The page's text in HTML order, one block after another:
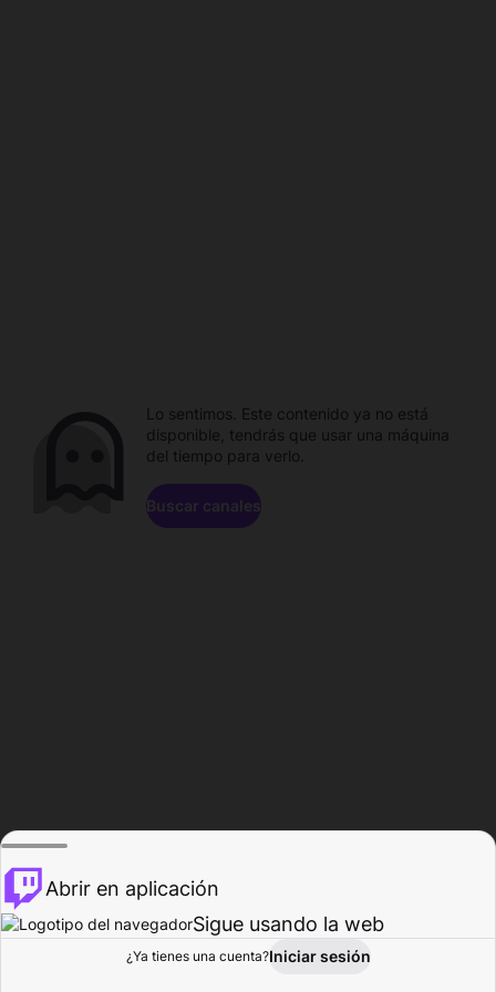
Explorar Actividad
Lo sentimos. Este contenido ya no está
disponible, tendrás que usar una máquina
del tiempo para verlo.
Buscar canales
Abrir en aplicación
Sigue usando la web
¿Ya tienes una cuenta?Iniciar sesión